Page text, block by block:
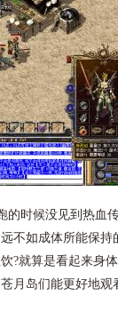
的时候没见到热血
不如成体所能保
?就算是看起来身
月岛们能更好地